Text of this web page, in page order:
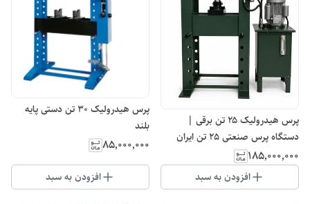
پرس هیدرولیک ۲۵ تن برقی |
دستگاه پرس صنعتی 25 تن ایران
پرس
۱۸۵٬۰۰۰٬۰۰۰
افزودن به سبد
پرس هیدرولیک 30 تن دستی پایه
بلند
۸۵٬۰۰۰٬۰۰۰
افزودن به سبد